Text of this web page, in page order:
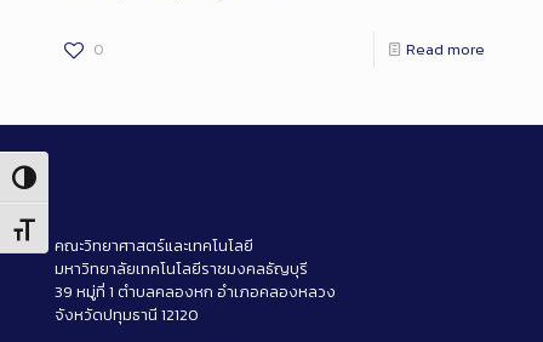
Toggle High Contrast
Toggle Font size
0 Read more
คณะวิทยาศาสตร์และเทคโนโลยี
มหาวิทยาลัยเทคโนโลยีราชมงคลธัญบุรี
39 หมู่ที่ 1 ตำบลคลองหก อำเภอคลองหลวง
จังหวัดปทุมธานี 12120